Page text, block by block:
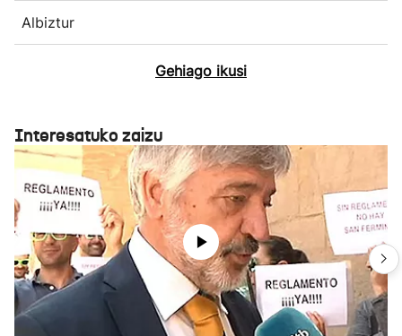
Albiztur
Gehiago ikusi
Interesatuko zaizu